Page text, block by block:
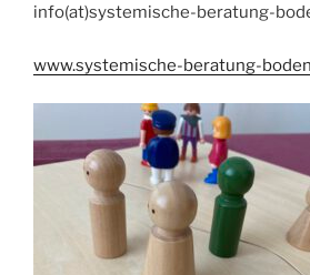
info(at)systemische-beratung-
www.systemische-beratung-